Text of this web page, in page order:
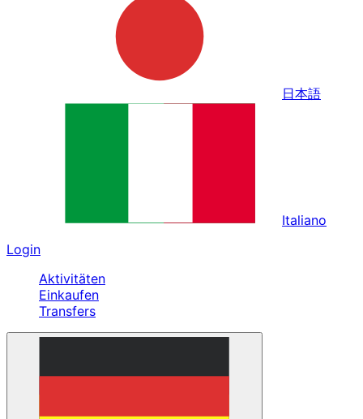
日本語
Italiano
Login
Aktivitäten
Einkaufen
Transfers